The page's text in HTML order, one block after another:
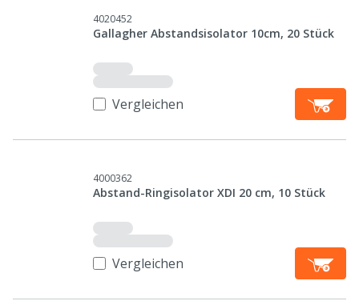
4020452
Gallagher Abstandsisolator 10cm, 20 Stück
Vergleichen
4000362
Abstand-Ringisolator XDI 20 cm, 10 Stück
Vergleichen